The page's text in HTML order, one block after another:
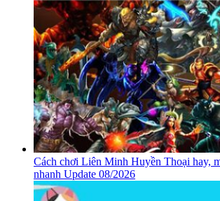
Cách chơi Liên Minh Huyền Thoại hay,
nhanh Update 08/2026